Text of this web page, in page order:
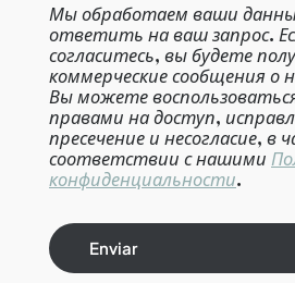
Мы обработаем ваши
ответить на ваш запрос.
согласитесь, вы будете
коммерческие сообщения о
Вы можете
правами на доступ,
пресечение и несогласие, в
соответствии с нашими
конфиденциальности.
Enviar